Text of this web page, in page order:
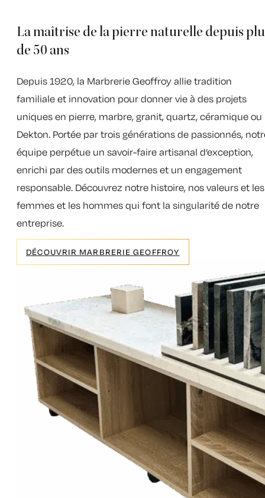
La maîtrise de la pierre naturelle depuis
de 50 ans
Depuis 1920, la Marbrerie Geoffroy allie tradition
familiale et innovation pour donner vie à des projets
uniques en pierre, marbre, granit, quartz, céramique ou
Dekton. Portée par trois générations de passionnés,
équipe perpétue un savoir-faire artisanal d’exception,
enrichi par des outils modernes et un engagement
responsable. Découvrez notre histoire, nos valeurs et les
femmes et les hommes qui font la singularité de notre
entreprise.
DÉCOUVRIR MARBRERIE GEOFFROY